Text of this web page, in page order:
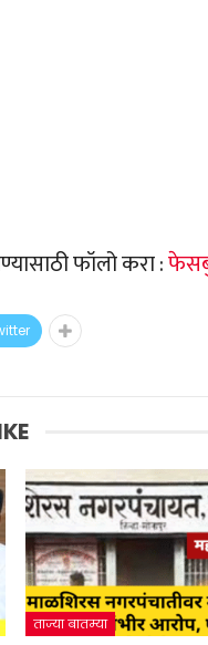
फॉलो करा :
ताज्या बातम्या